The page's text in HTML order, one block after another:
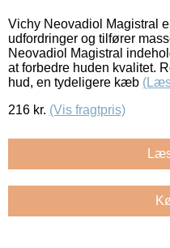
Vichy Neovadiol Magistral
udfordringer og tilfører
Neovadiol Magistral
at forbedre huden kvalitet.
hud, en tydeligere kæb
216 kr. (Vis fragtpris)